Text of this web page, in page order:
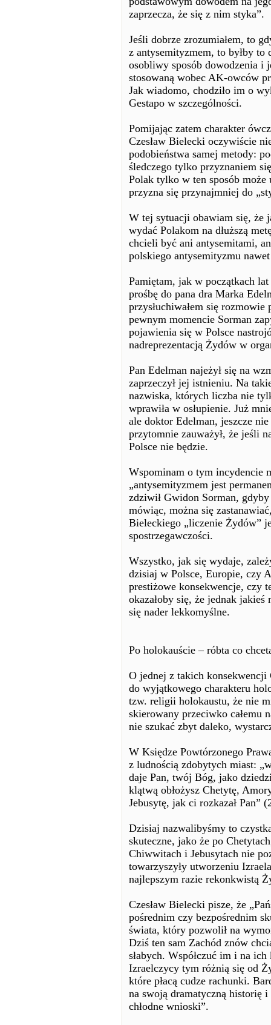
zaprzecza, że się z nim styka”.
Jeśli dobrze zrozumiałem, to
z antysemityzmem, to byłby
osobliwy sposób dowodzenia
stosowaną wobec AK-owców
Jak wiadomo, chodziło im o
Gestapo w szczególności.
Pomijając zatem charakter
Czesław Bielecki oczywiście
podobieństwa samej metody:
śledczego tylko przyznaniem
Polak tylko w ten sposób
przyzna się przynajmniej do
W tej sytuacji obawiam się, że
wydać Polakom na dłuższą
chcieli być ani antysemitami,
polskiego antysemityzmu
Pamiętam, jak w początkach
prośbę do pana dra Marka
przysłuchiwałem się
pewnym momencie Sorman
pojawienia się w Polsce
nadreprezentacją Żydów w
Pan Edelman najeżył się na
zaprzeczył jej istnieniu. Na
nazwiska, których liczba nie
wprawiła w osłupienie. Już
ale doktor Edelman, jeszcze
przytomnie zauważył, że jeśli
Polsce nie będzie.
Wspominam o tym incydencie
„antysemityzmem jest
zdziwił Gwidon Sorman,
mówiąc, można się
Bieleckiego „liczenie Żydów”
spostrzegawczości.
Wszystko, jak się wydaje,
dzisiaj w Polsce, Europie, czy
prestiżowe konsekwencje, czy
okazałoby się, że jednak jakieś
się nader lekkomyślne.
Po holokauście – róbta co
O jednej z takich konsekwencji
do wyjątkowego charakteru
tzw. religii holokaustu, że nie
skierowany przeciwko całemu
nie szukać zbyt daleko,
W Księdze Powtórzonego
z ludnością zdobytych miast:
daje Pan, twój Bóg, jako
klątwą obłożysz Chetytę,
Jebusytę, jak ci rozkazał Pan”
Dzisiaj nazwalibyśmy to
skuteczne, jako że po
Chiwwitach i Jebusytach nie
towarzyszyły utworzeniu
najlepszym razie rekonkwistą
Czesław Bielecki pisze, że
pośrednim czy bezpośrednim
świata, który pozwolił na
Dziś ten sam Zachód znów
słabych. Współczuć im i na
Izraelczycy tym różnią się od
które płacą cudze rachunki.
na swoją dramatyczną historię
chłodne wnioski”.